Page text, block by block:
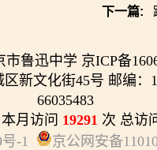
下一篇:
鲁迅中学 京ICP备
新文化街45号 邮编：
66035483
月访问 19291 次 总访
-1
京公网安备